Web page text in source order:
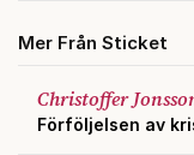
Mer Från Sticket
Christoffer
Förföljelsen av